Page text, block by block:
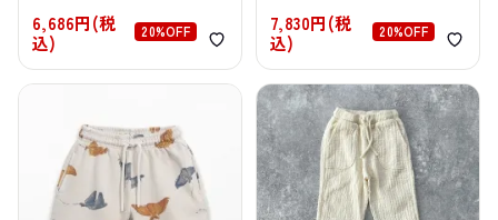
6,686円(税
込)
20%OFF
7,830円(税
込)
20%OFF